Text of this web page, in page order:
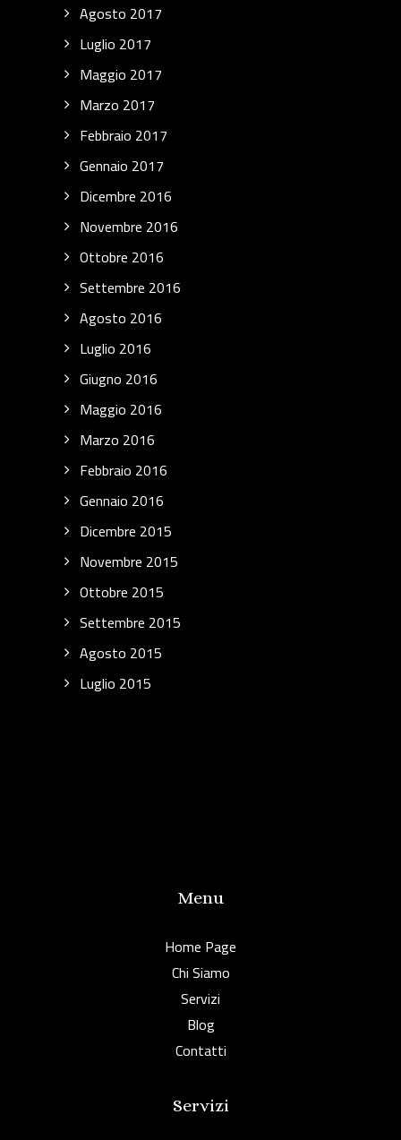
Agosto 2017
Luglio 2017
Maggio 2017
Marzo 2017
Febbraio 2017
Gennaio 2017
Dicembre 2016
Novembre 2016
Ottobre 2016
Settembre 2016
Agosto 2016
Luglio 2016
Giugno 2016
Maggio 2016
Marzo 2016
Febbraio 2016
Gennaio 2016
Dicembre 2015
Novembre 2015
Ottobre 2015
Settembre 2015
Agosto 2015
Luglio 2015
Menu
Home Page
Chi Siamo
Servizi
Blog
Contatti
Servizi